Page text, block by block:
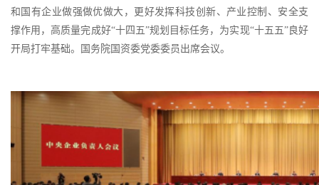
和国有企业做强做优做大，更好发挥科技创新、产业控制、安全支
撑作用，高质量完成好“十四五”规划目标任务，为实现“十五五”良好
开局打牢基础。国务院国资委党委委员出席会议。